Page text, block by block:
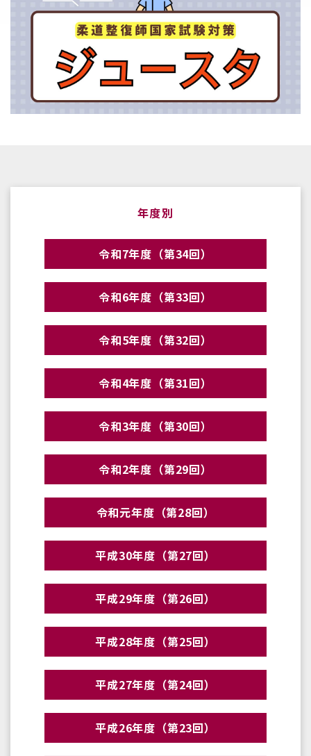
年度別
令和7年度（第34回）
令和6年度（第33回）
令和5年度（第32回）
令和4年度（第31回）
令和3年度（第30回）
令和2年度（第29回）
令和元年度（第28回）
平成30年度（第27回）
平成29年度（第26回）
平成28年度（第25回）
平成27年度（第24回）
平成26年度（第23回）